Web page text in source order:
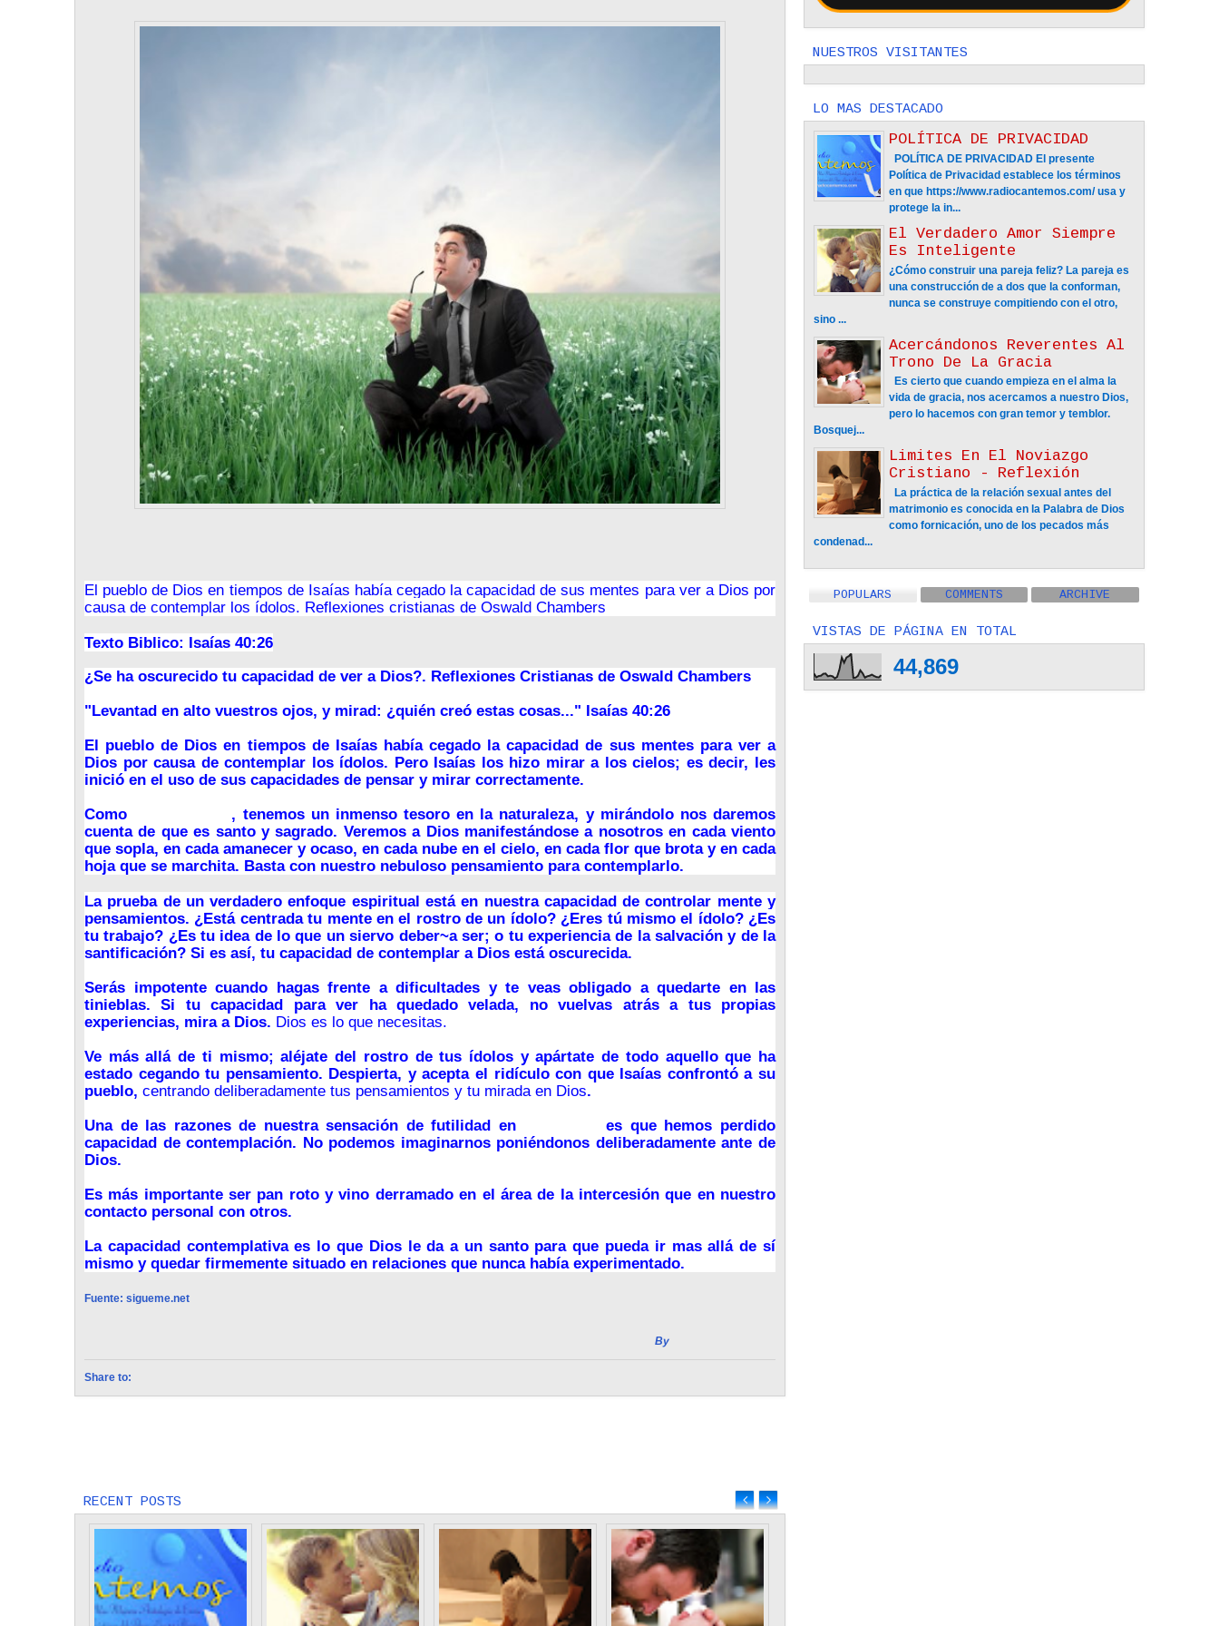
El pueblo de Dios en tiempos de Isaías había cegado la capacidad de sus mentes para ver a Dios por
causa de contemplar los ídolos. Reflexiones cristianas de Oswald Chambers
Texto Biblico: Isaías 40:26
¿Se ha oscurecido tu capacidad de ver a Dios?. Reflexiones Cristianas de Oswald Chambers
"Levantad en alto vuestros ojos, y mirad: ¿quién creó estas cosas..." Isaías 40:26
El pueblo de Dios en tiempos de Isaías había cegado la capacidad de sus mentes para ver a
Dios por causa de contemplar los ídolos. Pero Isaías los hizo mirar a los cielos; es decir, les
inició en el uso de sus capacidades de pensar y mirar correctamente.
Como
, tenemos un inmenso tesoro en la naturaleza, y mirándolo nos daremos
cuenta de que es santo y sagrado. Veremos a Dios manifestándose a nosotros en cada viento
que sopla, en cada amanecer y ocaso, en cada nube en el cielo, en cada flor que brota y en cada
hoja que se marchita. Basta con nuestro nebuloso pensamiento para contemplarlo.
La prueba de un verdadero enfoque espiritual está en nuestra capacidad de controlar mente y
pensamientos. ¿Está centrada tu mente en el rostro de un ídolo? ¿Eres tú mismo el ídolo? ¿Es
tu trabajo? ¿Es tu idea de lo que un siervo deber~a ser; o tu experiencia de la salvación y de la
santificación? Si es así, tu capacidad de contemplar a Dios está oscurecida.
Serás impotente cuando hagas frente a dificultades y te veas obligado a quedarte en las
tinieblas. Si tu capacidad para ver ha quedado velada, no vuelvas atrás a tus propias
experiencias, mira a Dios. Dios es lo que necesitas.
Ve más allá de ti mismo; aléjate del rostro de tus ídolos y apártate de todo aquello que ha
estado cegando tu pensamiento. Despierta, y acepta el ridículo con que Isaías confrontó a su
pueblo, centrando deliberadamente tus pensamientos y tu mirada en Dios.
Una de las razones de nuestra sensación de futilidad en
es que hemos perdido
capacidad de contemplación. No podemos imaginarnos poniéndonos deliberadamente ante de
Dios.
Es más importante ser pan roto y vino derramado en el área de la intercesión que en nuestro
contacto personal con otros.
La capacidad contemplativa es lo que Dios le da a un santo para que pueda ir mas allá de sí
mismo y quedar firmemente situado en relaciones que nunca había experimentado.
Fuente: sigueme.net
By
Share to:
RECENT POSTS
NUESTROS VISITANTES
LO MAS DESTACADO
POLÍTICA DE PRIVACIDAD
POLÍTICA DE PRIVACIDAD El presente
Política de Privacidad establece los términos
en que https://www.radiocantemos.com/ usa y
protege la in...
El Verdadero Amor Siempre
Es Inteligente
¿Cómo construir una pareja feliz? La pareja es
una construcción de a dos que la conforman,
nunca se construye compitiendo con el otro,
sino ...
Acercándonos Reverentes Al
Trono De La Gracia
Es cierto que cuando empieza en el alma la
vida de gracia, nos acercamos a nuestro Dios,
pero lo hacemos con gran temor y temblor.
Bosquej...
Limites En El Noviazgo
Cristiano - Reflexión
La práctica de la relación sexual antes del
matrimonio es conocida en la Palabra de Dios
como fornicación, uno de los pecados más
condenad...
POPULARS COMMENTS ARCHIVE
VISTAS DE PÁGINA EN TOTAL
44,869